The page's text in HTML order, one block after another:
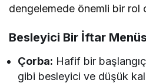
dengelemede önemli bir rol
Besleyici Bir İftar
Çorba: Hafif bir
gibi besleyici ve düşük